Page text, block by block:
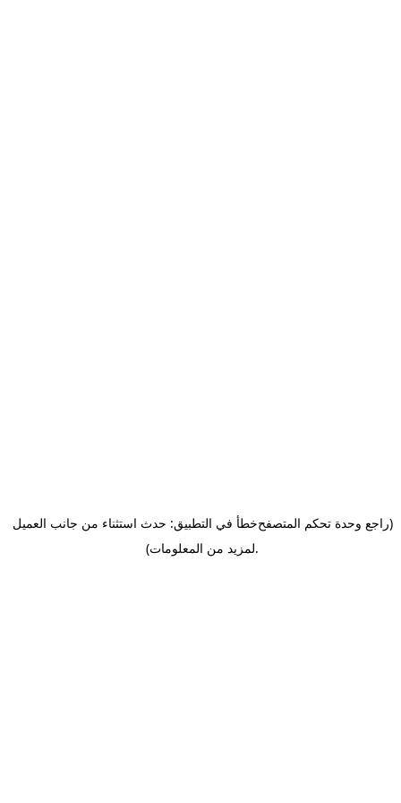
خطأ في التطبيق: حدث استثناء من جانب العميل(راجع وحدة تحكم المتصفح
لمزيد من المعلومات).